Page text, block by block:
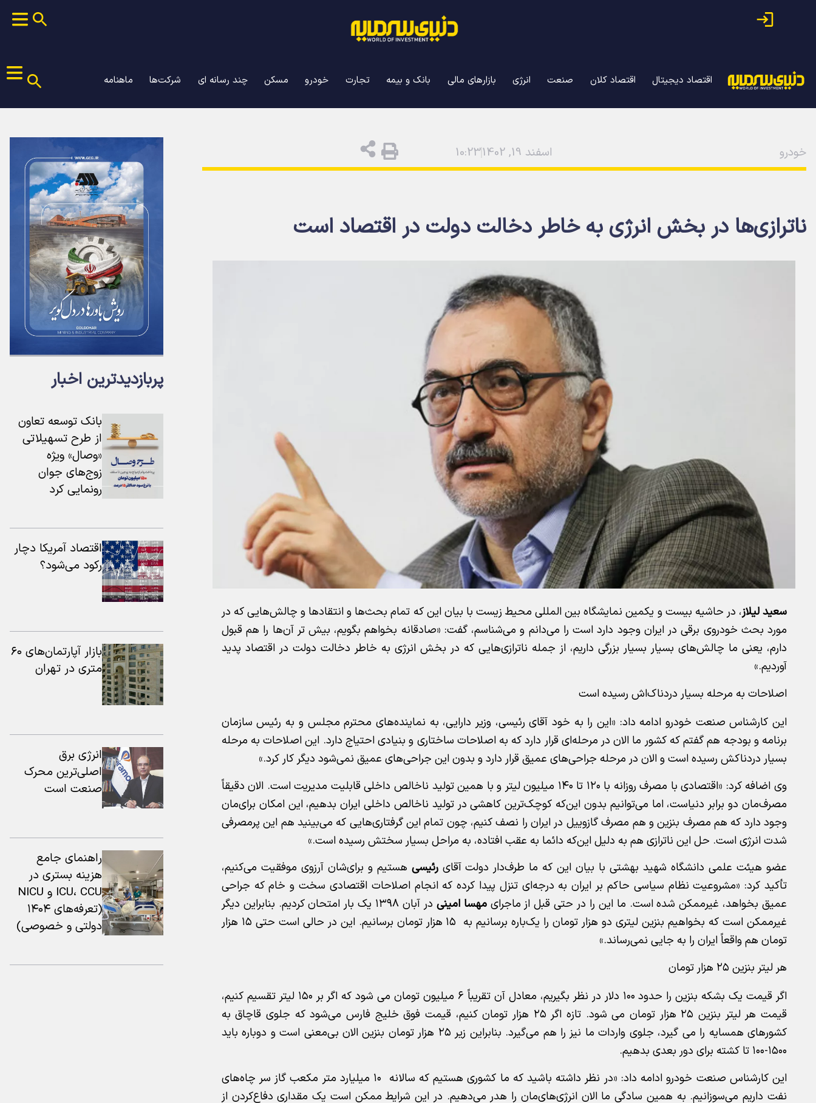
اقتصاد دیجیتال اقتصاد کلان صنعت انرژی بازارهای مالی بانک و بیمه تجارت خودرو مسکن چند رسانه ای شرکت‌ها ماهنامه
خودرو اسفند 19, 1402 10:23
ناترازی‌ها در بخش انرژی به خاطر دخالت دولت در اقتصاد است
سعید لیلاز، در حاشیه بیست و یکمین نمایشگاه بین المللی محیط زیست با بیان این که تمام بحث‌ها و انتقادها و چالش‌هایی که در
مورد بحث خودروی برقی در ایران وجود دارد است را می‌دانم و می‌شناسم، گفت: «صادقانه بخواهم بگویم، بیش تر آن‌ها را هم قبول
دارم، یعنی ما چالش‌های بسیار بسیار بزرگی داریم، از جمله ناترازی‌هایی که در بخش انرژی به خاطر دخالت دولت در اقتصاد پدید
آوردیم.»
اصلاحات به مرحله بسیار دردناک‌اش رسیده است
این کارشناس صنعت خودرو ادامه داد: «این را به خود آقای رئیسی، وزیر دارایی، به نماینده‌های محترم مجلس و به رئیس سازمان
برنامه و بودجه هم گفتم که کشور ما الان در مرحله‌ای قرار دارد که به اصلاحات ساختاری و بنیادی احتیاج دارد. این اصلاحات به مرحله
بسیار دردناکش رسیده است و الان در مرحله جراحی‌های عمیق قرار دارد و بدون این جراحی‌های عمیق نمی‌شود دیگر کار کرد.»
وی اضافه کرد: «اقتصادی با مصرف روزانه با ۱۲۰ تا ۱۴۰ میلیون لیتر و با همین تولید ناخالص داخلی قابلیت مدیریت است. الان دقیقاً
مصرف‌مان دو برابر دنیاست، اما می‌توانیم بدون این‌که کوچک‌ترین کاهشی در تولید ناخالص داخلی ایران بدهیم، این امکان برای‌مان
وجود دارد که هم مصرف بنزین و هم مصرف گازوییل در ایران را نصف کنیم، چون تمام این گرفتاری‌هایی که می‌بینید هم این پرمصرفی
شدت انرژی است. حل این ناترازی هم به دلیل این‌که دائما به عقب افتاده، به مراحل بسیار سختش رسیده است.»
عضو هیئت علمی دانشگاه شهید بهشتی با بیان این که ما طرف‌دار دولت آقایرئیسی هستیم و برای‌شان آرزوی موفقیت می‌کنیم،
تأکید کرد: «مشروعیت نظام سیاسی حاکم بر ایران به درجه‌ای تنزل پیدا کرده که انجام اصلاحات اقتصادی سخت و خام که جراحی
عمیق بخواهد، غیرممکن شده است. ما این را در حتی قبل از ماجرایمهسا امینی
در آبان ۱۳۹۸ یک بار امتحان کردیم. بنابراین دیگر
غیرممکن است که بخواهیم بنزین لیتری دو هزار تومان را یک‌باره برسانیم به ۱۵ هزار تومان برسانیم. این در حالی است حتی ۱۵ هزار
تومان هم واقعاً ایران را به جایی نمی‌رساند.»
هر لیتر بنزین ۲۵ هزار تومان
اگر قیمت یک بشکه بنزین را حدود ۱۰۰ دلار در نظر بگیریم، معادل آن تقریباً ۶ میلیون تومان می شود که اگر بر ۱۵۰ لیتر تقسیم کنیم،
قیمت هر لیتر بنزین ۲۵ هزار تومان می شود. تازه اگر ۲۵ هزار تومان کنیم، قیمت فوق خلیج فارس می‌شود که جلوی قاچاق به
کشورهای همسایه را می گیرد، جلوی واردات ما نیز را هم می‌گیرد. بنابراین زیر ۲۵ هزار تومان بنزین الان بی‌معنی است و دوباره باید
۱۵۰۰-۱۰۰ تا کشته برای دور بعدی بدهیم.
این کارشناس صنعت خودرو ادامه داد: «در نظر داشته باشید که ما کشوری هستیم که سالانه ۱۰ میلیارد متر مکعب گاز سر چاه‌های
نفت داریم می‌سوزانیم. به همین سادگی ما الان انرژی‌های‌مان را هدر می‌دهیم. در این شرایط ممکن است یک مقداری دفاع‌کردن از
پربازدیدترین اخبار
بانک توسعه تعاون
از طرح تسهیلاتی
«وصال» ویژه
زوج‌های جوان
رونمایی کرد
اقتصاد آمریکا دچار
رکود می‌شود؟
بازار آپارتمان‌های ۶۰
متری در تهران
انرژی برق
اصلی‌ترین محرک
صنعت است
راهنمای جامع
هزینه بستری در
ICU، CCU و NICU
(تعرفه‌های ۱۴۰۴
دولتی و خصوصی)